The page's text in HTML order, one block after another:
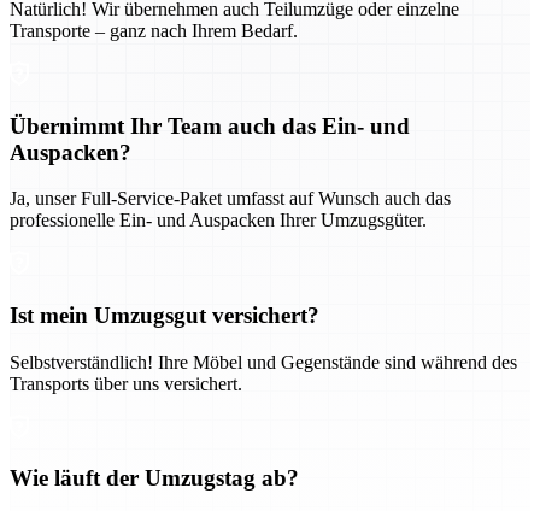
Natürlich! Wir übernehmen auch Teilumzüge oder einzelne
Transporte – ganz nach Ihrem Bedarf.
Übernimmt Ihr Team auch das Ein- und
Auspacken?
Ja, unser Full-Service-Paket umfasst auf Wunsch auch das
professionelle Ein- und Auspacken Ihrer Umzugsgüter.
Ist mein Umzugsgut versichert?
Selbstverständlich! Ihre Möbel und Gegenstände sind während des
Transports über uns versichert.
Wie läuft der Umzugstag ab?